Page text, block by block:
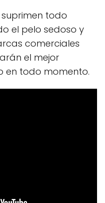
todo
el pelo sedoso y
comerciales
el mejor
en todo momento.